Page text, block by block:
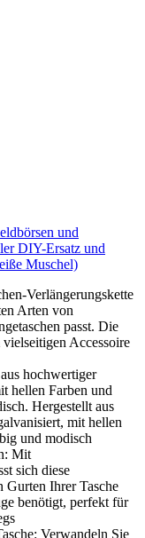
und
DIY-Ersatz und
Muschel)
Verlängerungskette
Arten von
passt. Die
Accessoire
hochwertiger
hellen Farben und
Hergestellt aus
mit hellen
und modisch
Mit
sich diese
Gurten Ihrer Tasche
benötigt, perfekt für
Verwandeln Sie